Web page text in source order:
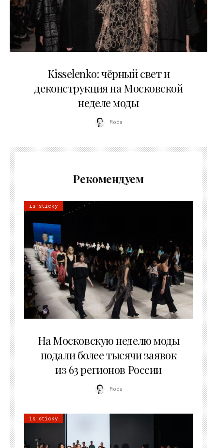
Kisselenko: чёрный свет и
деконструкция на Московской
неделе моды
Moda
Рекомендуем
is sticky
На Московскую неделю моды
подали более тысячи заявок
из 63 регионов России
Moda
is sticky